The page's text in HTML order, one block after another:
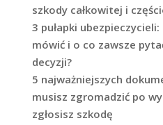
szkody całkowitej i
3 pułapki
mówić i o co zawsze
decyzji?
5 najważniejszych
musisz zgromadzić po
zgłosisz szkodę